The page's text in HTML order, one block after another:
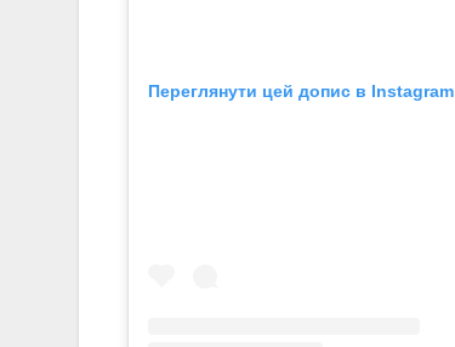
Переглянути цей допис в Instagram